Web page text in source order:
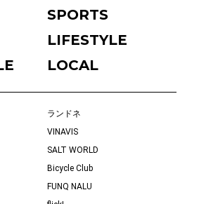
SPORTS
LIFESTYLE
LOCAL
ランドネ
VINAVIS
SALT WORLD
Bicycle Club
FUNQ NALU